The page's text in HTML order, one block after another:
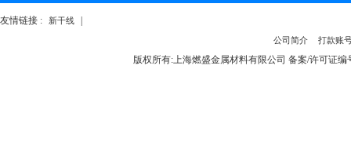
友情链接 : 新干线
公司简介 打款账
版权所有:上海燃盛金属材料有限公司 备案/许可证编